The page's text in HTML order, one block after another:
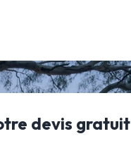
devis gratuit